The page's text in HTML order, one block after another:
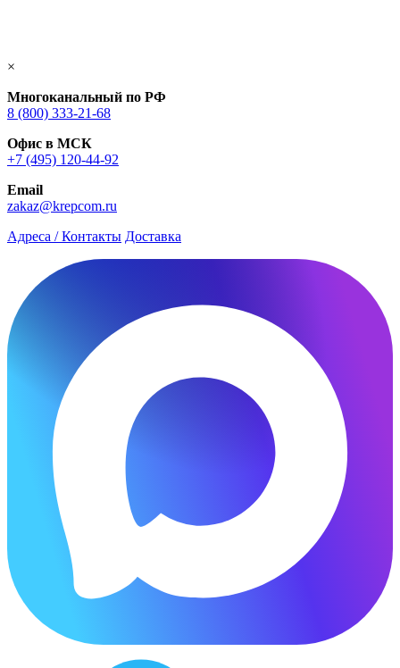
×
Многоканальный по РФ
8 (800) 333‑21-68
Офис в МСК
+7 (495) 120-44-92
Email
zakaz@krepcom.ru
Адреса / Контакты Доставка